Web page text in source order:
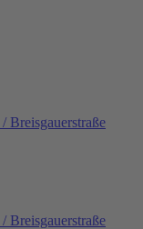
Breisgauerstraße
Breisgauerstraße